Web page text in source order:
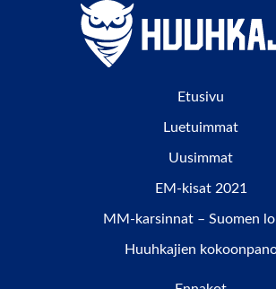
Etusivu
Luetuimmat
Uusimmat
EM-kisat 2021
MM-karsinnat – Suomen
Huuhkajien